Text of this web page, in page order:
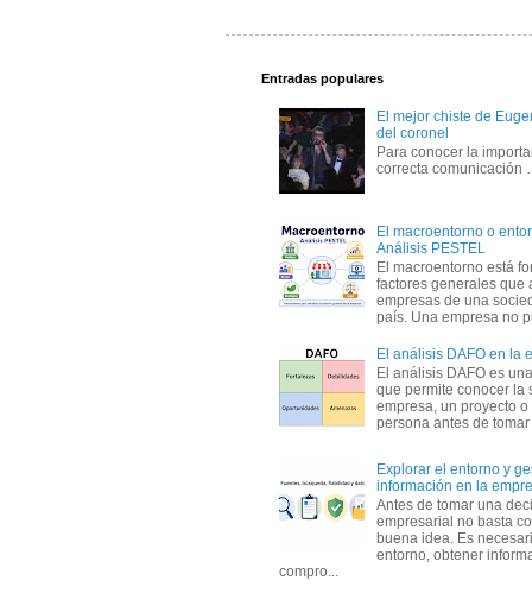
Entradas populares
El mejor chiste de
del coronel
Para conocer la
correcta
El macroentorno o
Análisis PESTEL
El macroentorno está
factores generales que
empresas de una
país. Una empresa no
El análisis DAFO en la
El análisis DAFO es
que permite conocer la
empresa, un proyecto
persona antes de
Explorar el entorno y
información en la
Antes de tomar una
empresarial no basta
buena idea. Es
entorno, obtener
compro...